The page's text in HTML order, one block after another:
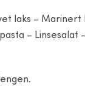
laks – Marinert
– Linsesalat